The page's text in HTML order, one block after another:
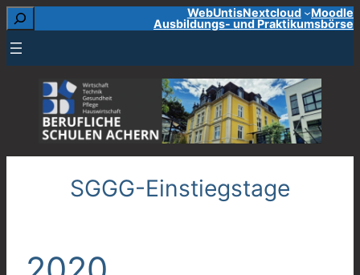
Zum
springen
Suchen WebUntisNextcloud
Moodle
Ausbildungs- und Praktikumsbörse
SGGG-Einstiegstage